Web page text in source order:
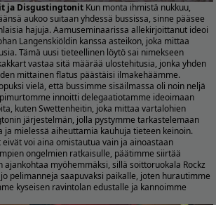
ja Disgustingtonit Kun monta ihmistä nukkuu,
aukoo suitaan yhdessä bussissa, sinne pääsee
hajuja. Aamuseminaarissa allekirjoittanut ideoi
Langenskiöldin kanssa asteikon, joka mittaa
Tämä uusi tieteellinen löytö sai nimekseen
vastaa sitä määrää ulostehitusia, jonka yhden
mittainen flatus päästäisi ilmakehäämme.
vielä, että bussimme sisäilmassa oli noin neljä
innoitti delegaatiotamme ideoimaan
kuten Swettenheitin, joka mittaa vartalohien
järjestelmän, jolla pystymme tarkastelemaan
ja mielessä aiheuttamia kauhuja tieteen keinoin.
voi aina omistautua vain ja ainoastaan
ongelmien ratkaisulle, päätimme siirtää
myöhemmäksi, sillä soittoruokala Rockz
pelimanneja saapuvaksi paikalle, joten hurautimme
kyseisen ravintolan edustalle ja kannoimme